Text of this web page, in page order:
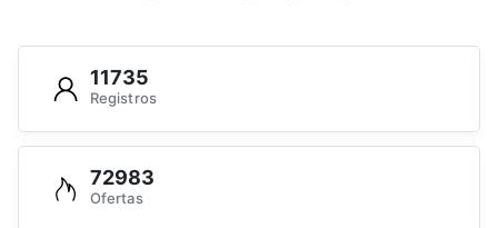
11735
Registros
72983
Ofertas